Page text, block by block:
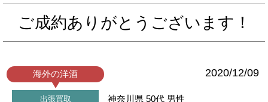
ご成約ありがとうございます！
海外の洋酒 2020/12/09
出張買取 神奈川県 50代 男性